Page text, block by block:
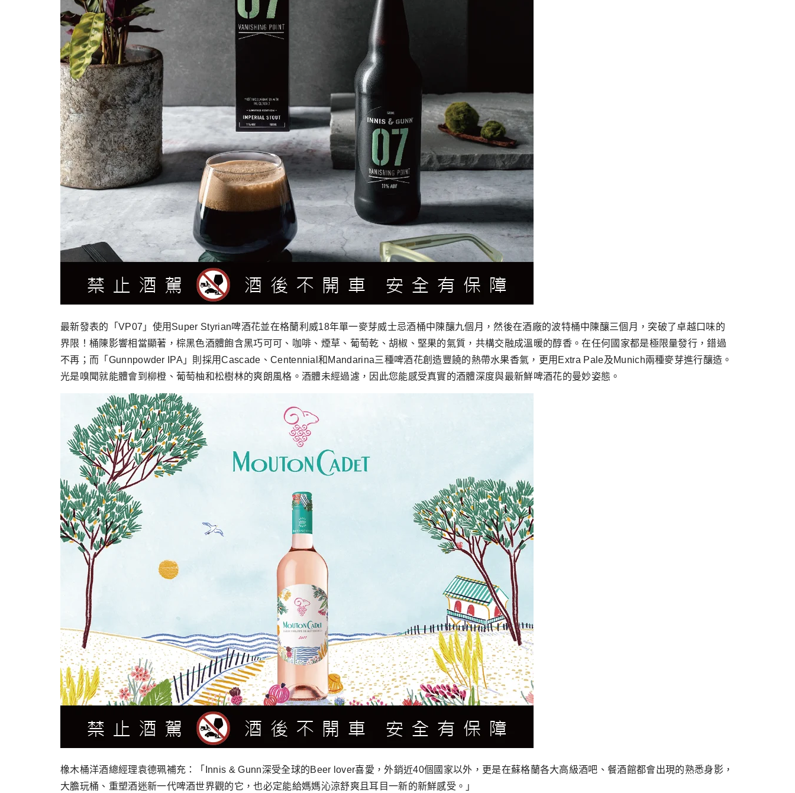
最新發表的「VP07」使用Super Styrian啤酒花並在格蘭利威18年單一麥芽威士忌酒桶中陳釀九個月，然後在酒廠的波特桶中陳釀三個月，突破了卓越口味的
界限！桶陳影響相當顯著，棕黑色酒體飽含黑巧可可、咖啡、煙草、葡萄乾、胡椒、堅果的氣質，共構交融成溫暖的醇香。在任何國家都是極限量發行，錯過
不再；而「Gunnpowder IPA」則採用Cascade、Centennial和Mandarina三種啤酒花創造豐饒的熱帶水果香氣，更用Extra Pale及Munich兩種麥芽進行釀造。
光是嗅聞就能體會到柳橙、葡萄柚和松樹林的爽朗風格。酒體未經過濾，因此您能感受真實的酒體深度與最新鮮啤酒花的曼妙姿態。
橡木桶洋酒總經理袁德珮補充：「Innis & Gunn深受全球的Beer lover喜愛，外銷近40個國家以外，更是在蘇格蘭各大高級酒吧、餐酒館都會出現的熟悉身影，
大膽玩桶、重塑酒迷新一代啤酒世界觀的它，也必定能給媽媽沁涼舒爽且耳目一新的新鮮感受。」